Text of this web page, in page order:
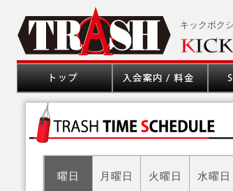
キックボク
曜日 月曜日 火曜日 水曜日